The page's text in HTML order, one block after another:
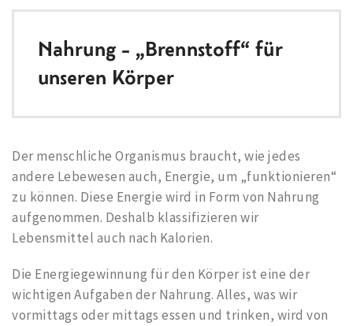
Nahrung – „Brennstoff“ für
unseren Körper
Der menschliche Organismus braucht, wie jedes
andere Lebewesen auch, Energie, um „funktionieren“
zu können. Diese Energie wird in Form von Nahrung
aufgenommen. Deshalb klassifizieren wir
Lebensmittel auch nach Kalorien.
Die Energiegewinnung für den Körper ist eine der
wichtigen Aufgaben der Nahrung. Alles, was wir
vormittags oder mittags essen und trinken, wird von